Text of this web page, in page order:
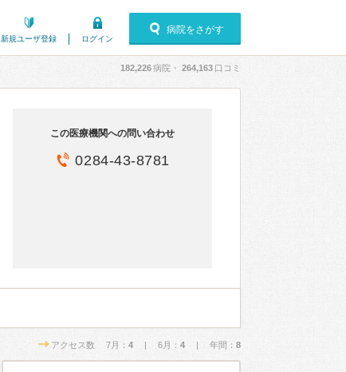
新規ユーザ登録 ログイン
病院をさがす
182,226病院・ 264,163 口コミ
この医療機関への問い合わせ
0284-43-8781
アクセス数 7月： 4 | 6月： 4 | 年間： 8